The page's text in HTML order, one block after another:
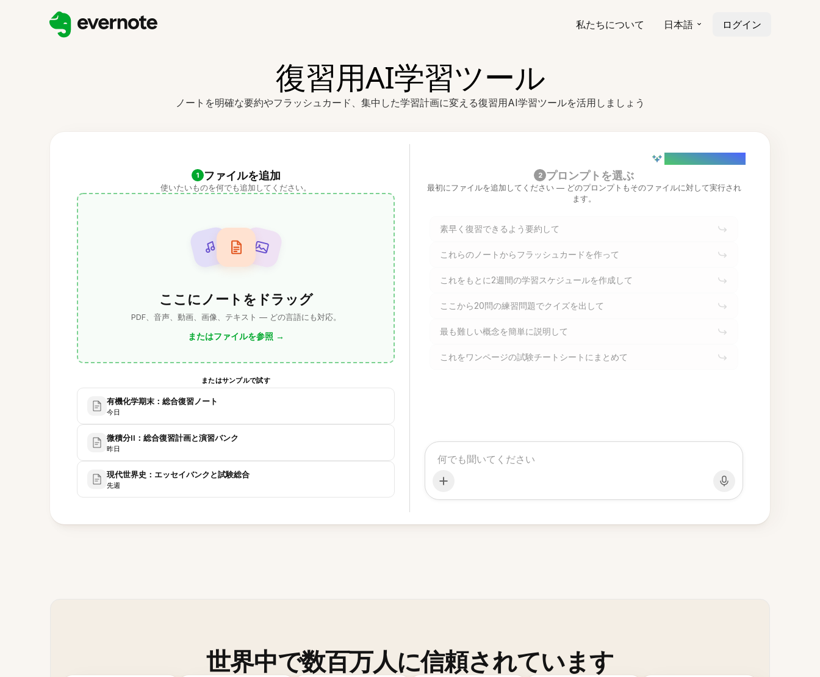
私たちについて 日本語 ログイン
復習用AI学習ツール
ノートを明確な要約やフラッシュカード、集中した学習計画に変える復習用AI学習ツールを活用しましょう
1 ファイルを追加
使いたいものを何でも追加してください。
ここにノートをドラッグ
PDF、音声、動画、画像、テキスト — どの言語にも対応。
またはファイルを参照 →
またはサンプルで試す
有機化学期末：総合復習ノート
今日
微積分II：総合復習計画と演習バンク
昨日
現代世界史：エッセイバンクと試験総合
先週
2 プロンプトを選ぶ
最初にファイルを追加してください — どのプロンプトもそのファイルに対して実行され
ます。
素早く復習できるよう要約して
これらのノートからフラッシュカードを作って
これをもとに2週間の学習スケジュールを作成して
ここから20問の練習問題でクイズを出して
最も難しい概念を簡単に説明して
これをワンページの試験チートシートにまとめて
世界中で数百万人に信頼されています